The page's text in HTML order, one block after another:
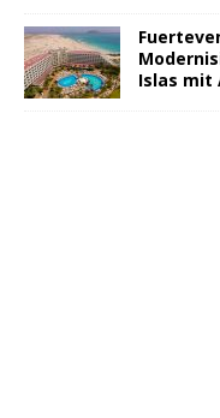
Islas mit